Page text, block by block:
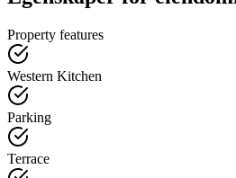
Property features
Western Kitchen
Parking
Terrace